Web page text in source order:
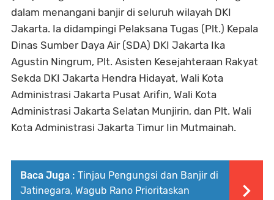
dalam menangani banjir di seluruh wilayah DKI
Jakarta. Ia didampingi Pelaksana Tugas (Plt.) Kepala
Dinas Sumber Daya Air (SDA) DKI Jakarta Ika
Agustin Ningrum, Plt. Asisten Kesejahteraan Rakyat
Sekda DKI Jakarta Hendra Hidayat, Wali Kota
Administrasi Jakarta Pusat Arifin, Wali Kota
Administrasi Jakarta Selatan Munjirin, dan Plt. Wali
Kota Administrasi Jakarta Timur Iin Mutmainah.
Baca Juga : Tinjau Pengungsi dan Banjir di
Jatinegara, Wagub Rano Prioritaskan